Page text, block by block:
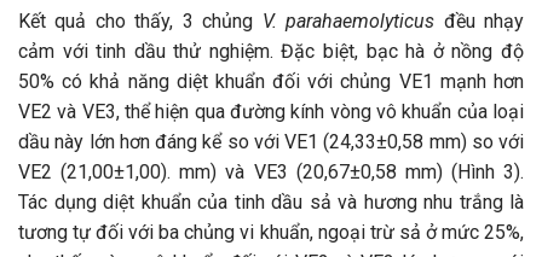
Kết quả cho thấy, 3 chủng V. parahaemolyticus đều nhạy
cảm với tinh dầu thử nghiệm. Đặc biệt, bạc hà ở nồng độ
50% có khả năng diệt khuẩn đối với chủng VE1 mạnh hơn
VE2 và VE3, thể hiện qua đường kính vòng vô khuẩn của loại
dầu này lớn hơn đáng kể so với VE1 (24,33±0,58 mm) so với
VE2 (21,00±1,00). mm) và VE3 (20,67±0,58 mm) (Hình 3).
Tác dụng diệt khuẩn của tinh dầu sả và hương nhu trắng là
tương tự đối với ba chủng vi khuẩn, ngoại trừ sả ở mức 25%,